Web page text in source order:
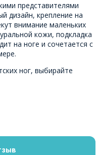
представителями
дизайн, крепление на
внимание маленьких
кожи, подкладка
на ноге и сочетается с
ног, выбирайте